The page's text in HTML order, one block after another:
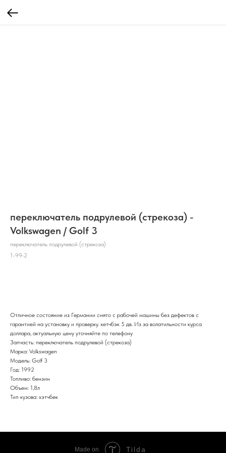
переключатель подрулевой (стрекоза) -
Volkswagen / Golf 3
переключатель подрулевой (стрекоза)
1-99-2
Отличное состояние из Германии снято с рабочей машины без дефектов с
гарантией на установку и проверку. хетчбэк 5 дв. Из за волатильности курса
доллара, актуальную цену уточняйте по телефону
Запчасть: переключатель подрулевой (стрекоза)
Марка: Volkswagen
Модель: Golf 3
Год: 1992
Топливо: бензин
Объем: 1,8л
Тип кузова: хэтчбек
Made on Tilda